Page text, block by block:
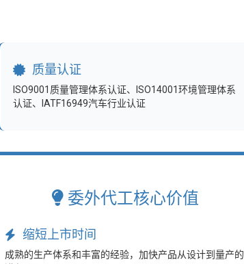
质量认证
ISO9001质量管理体系认证、ISO14001环境管理体系
认证、IATF16949汽车行业认证
委外代工核心价值
缩短上市时间
成熟的生产体系和丰富的经验，加快产品从设计到量产的